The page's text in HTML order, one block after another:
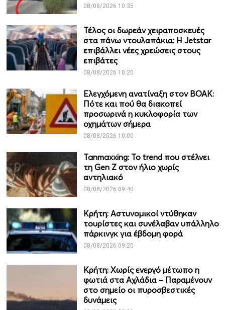
08/08/2026 10:35
Τέλος οι δωρεάν χειραποσκευές
στα πάνω ντουλαπάκια: Η Jetstar
επιβάλλει νέες χρεώσεις στους
επιβάτες
08/08/2026 10:20
Ελεγχόμενη ανατίναξη στον ΒΟΑΚ:
Πότε και πού θα διακοπεί
προσωρινά η κυκλοφορία των
οχημάτων σήμερα
08/08/2026 10:00
Tanmaxxing: To trend που στέλνει
τη Gen Z στον ήλιο χωρίς
αντηλιακό
08/08/2026 09:40
Κρήτη: Αστυνομικοί ντύθηκαν
τουρίστες και συνέλαβαν υπάλληλο
πάρκινγκ για έβδομη φορά
08/08/2026 09:20
Κρήτη: Χωρίς ενεργό μέτωπο η
φωτιά στα Αχλάδια – Παραμένουν
στο σημείο οι πυροσβεστικές
δυνάμεις